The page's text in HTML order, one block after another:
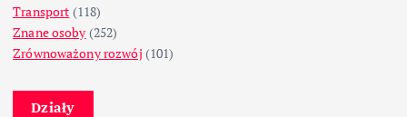
Transport (118)
Znane osoby (252)
Zrównoważony rozwój (101)
Działy